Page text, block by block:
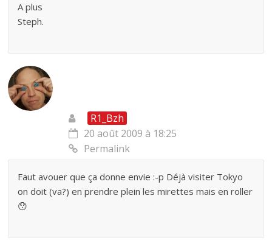
A plus
Steph.
R1_Bzh
20 août 2009 à 18:25
Permalink
Faut avouer que ça donne envie :-p Déjà visiter Tokyo
on doit (va?) en prendre plein les mirettes mais en roller
😯